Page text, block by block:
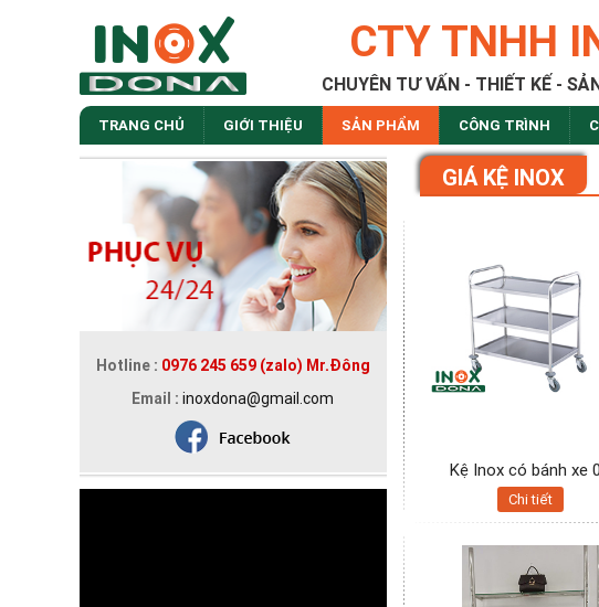
CTY TNHH
CHUYÊN TƯ VẤN - THIẾT KẾ -
TRANG CHỦ GIỚI THIỆU SẢN PHẨM CÔNG TRÌNH
Hotline : 0976 245 659 (zalo) Mr.Đông
Email :inoxdona@gmail.com
GIÁ KỆ INOX
Kệ Inox có bánh xe
Chi tiết